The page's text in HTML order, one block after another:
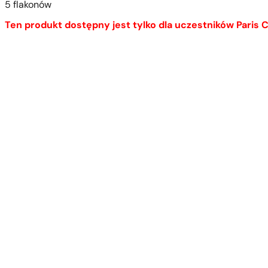
5 flakonów
Ten produkt dostępny jest tylko dla uczestników Paris